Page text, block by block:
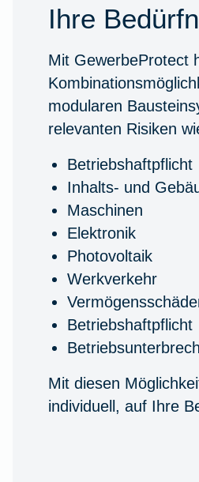
Ihre
Mit GewerbeProtect
modularen
relevanten Risiken
Betriebshaftpflicht
Inhalts- und
Maschinen
Elektronik
Photovoltaik
Werkverkehr
Betriebshaftpflicht
Mit diesen
individuell, auf Ihre